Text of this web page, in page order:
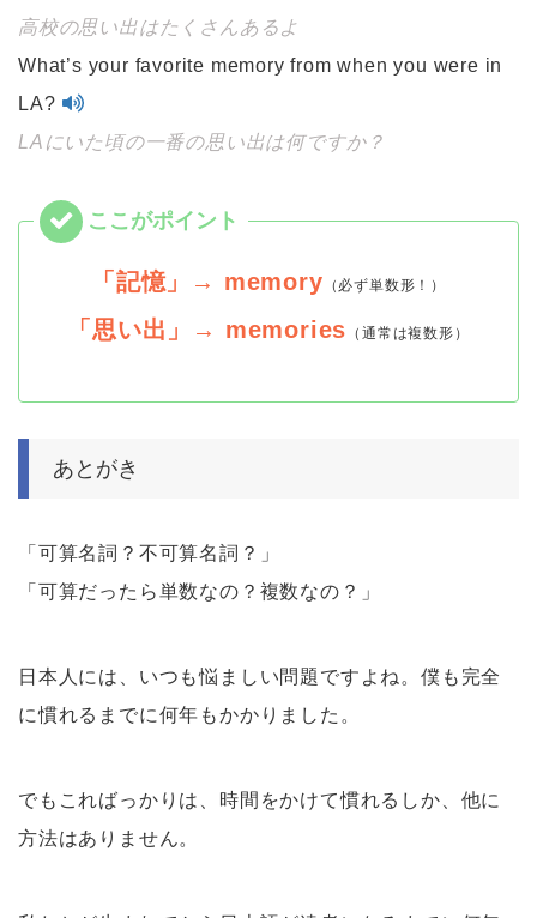
高校の思い出はたくさんあるよ
What’s your favorite memory from when you were in
LA?
LAにいた頃の一番の思い出は何ですか？
「記憶」→ memory （必ず単数形！）
「思い出」→ memories （通常は複数形）
あとがき
「可算名詞？不可算名詞？」
「可算だったら単数なの？複数なの？」
日本人には、いつも悩ましい問題ですよね。僕も完全
に慣れるまでに何年もかかりました。
でもこればっかりは、時間をかけて慣れるしか、他に
方法はありません。